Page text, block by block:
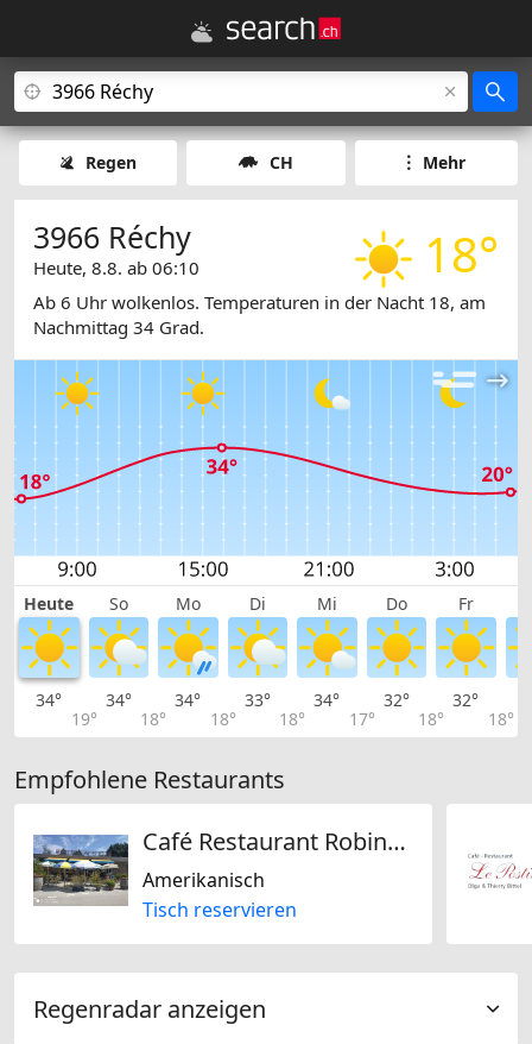
Regen CH Mehr
18°
3966 Réchy
Heute, 8.8. ab 06:10
Ab 6 Uhr wolkenlos. Temperaturen in der Nacht 18, am
Nachmittag 34 Grad.
Heute So Mo Di Mi Do Fr
34°
19°
34°
18°
34°
18°
33°
18°
34°
17°
32°
18°
32°
18°
Empfohlene Restaurants
Café Restaurant Robinson
Amerikanisch
Tisch reservieren
Regenradar anzeigen